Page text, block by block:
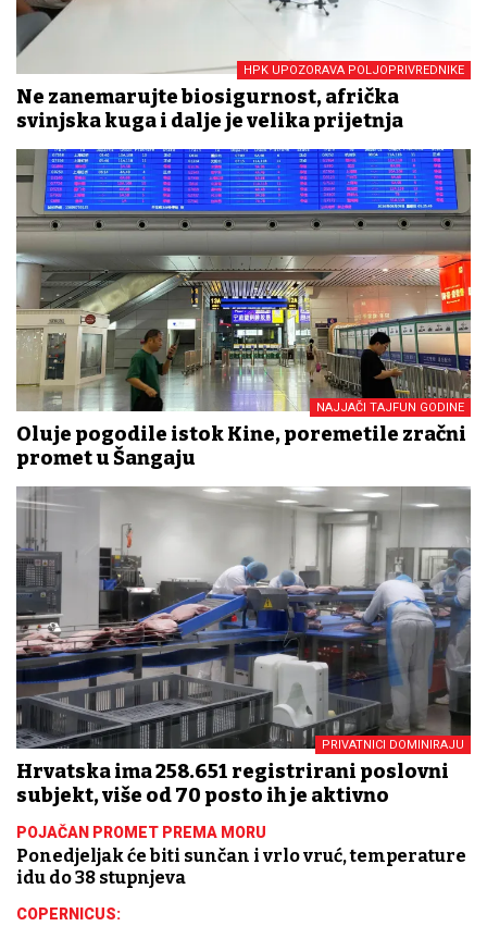
HPK UPOZORAVA POLJOPRIVREDNIKE
Ne zanemarujte biosigurnost, afrička
svinjska kuga i dalje je velika prijetnja
NAJJAČI TAJFUN GODINE
Oluje pogodile istok Kine, poremetile zračni
promet u Šangaju
PRIVATNICI DOMINIRAJU
Hrvatska ima 258.651 registrirani poslovni
subjekt, više od 70 posto ih je aktivno
POJAČAN PROMET PREMA MORU
Ponedjeljak će biti sunčan i vrlo vruć, temperature
idu do 38 stupnjeva
COPERNICUS: